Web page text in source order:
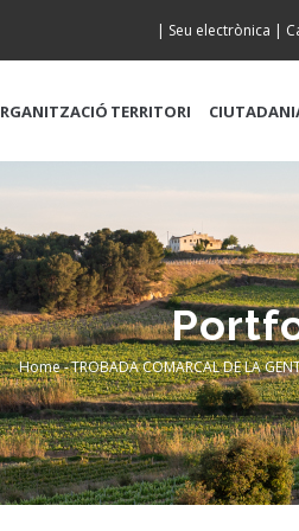
| Seu electrònica |
TERRITORI
Breadcrumb
Home-TROBADA COMARCAL DE LA